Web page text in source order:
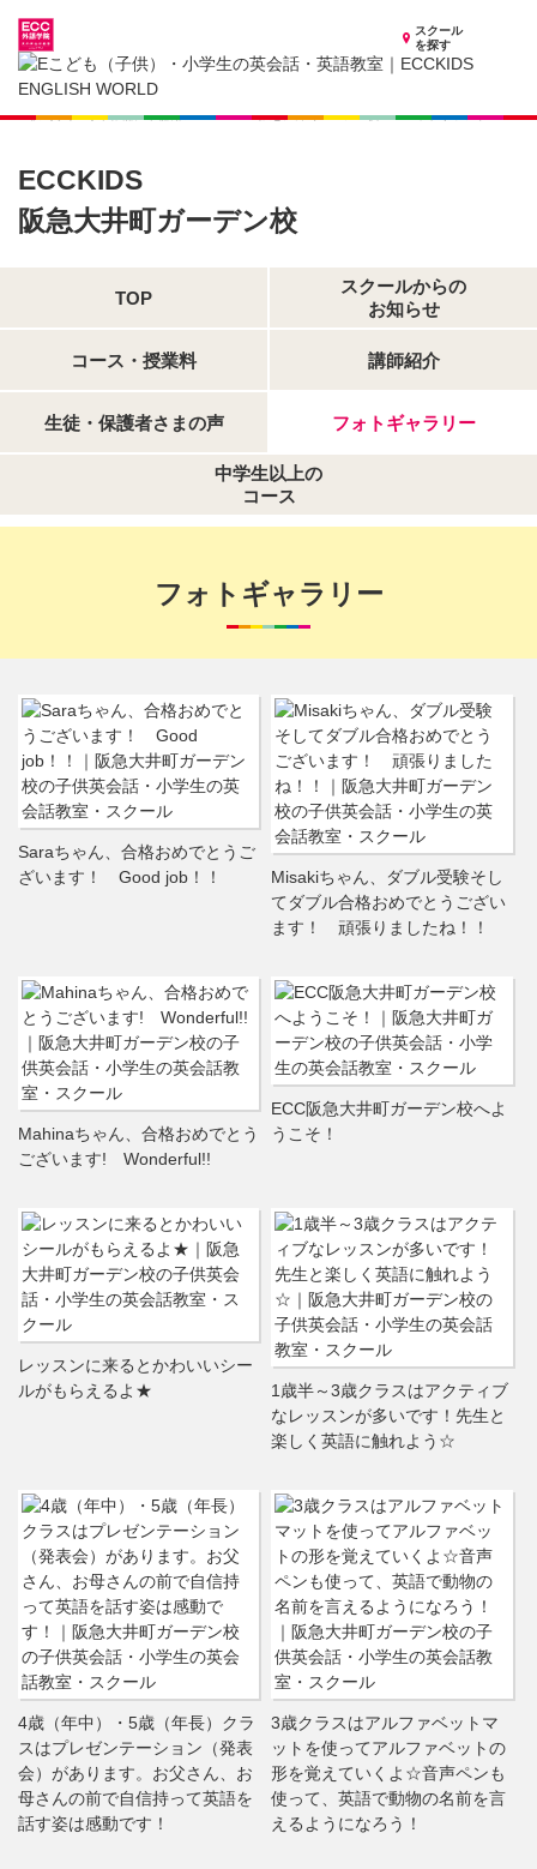
スクール
を探す
東京都の子供英会話・英語教室
子供（小学生）英会話・英語教室 ECCKIDS 阪急大井町ガーデン校
フォトギャラリー
ECCKIDS
阪急大井町ガーデン校
TOP
スクールからの
お知らせ
コース・授業料 講師紹介
生徒・保護者さまの声 フォトギャラリー
中学生以上の
コース
フォトギャラリー
Saraちゃん、合格おめでとうご
ざいます！ Good job！！
Misakiちゃん、ダブル受験そし
てダブル合格おめでとうござい
ます！ 頑張りましたね！！
Mahinaちゃん、合格おめでとう
ございます! Wonderful!!
ECC阪急大井町ガーデン校へよ
うこそ！
レッスンに来るとかわいいシー
ルがもらえるよ★
1歳半～3歳クラスはアクティブ
なレッスンが多いです！先生と
楽しく英語に触れよう☆
4歳（年中）・5歳（年長）クラ
スはプレゼンテーション（発表
会）があります。お父さん、お
母さんの前で自信持って英語を
話す姿は感動です！
3歳クラスはアルファベットマ
ットを使ってアルファベットの
形を覚えていくよ☆音声ペンも
使って、英語で動物の名前を言
えるようになろう！